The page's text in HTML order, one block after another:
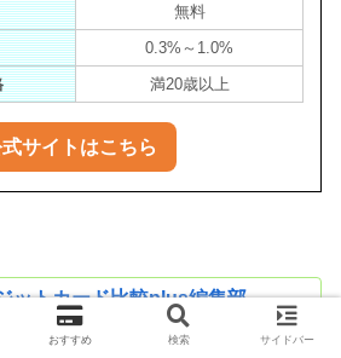
無料
0.3%～1.0%
満20歳以上
サイトはこちら
ットカード比較plus編集部
ットカードの比較研究をして皆さんに
「おしクマ」ちゃん。
おすすめ 検索 サイドバー